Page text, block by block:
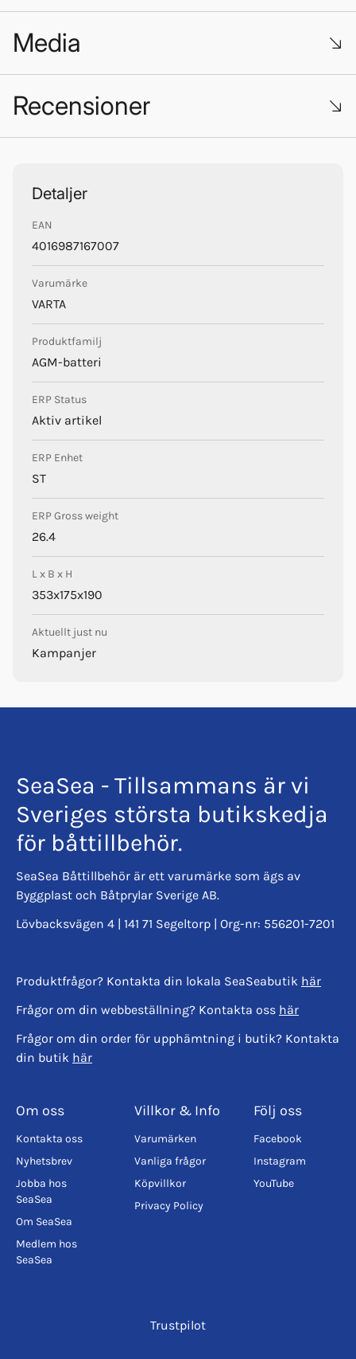
Varta
Media
Batterier från VARTA - SLI, EFB & AGM
Recensioner
Detaljer
EAN
4016987167007
Varumärke
VARTA
Produktfamilj
AGM-batteri
ERP Status
Aktiv artikel
ERP Enhet
ST
ERP Gross weight
26.4
L x B x H
353x175x190
Aktuellt just nu
Kampanjer
SeaSea - Tillsammans är vi
Sveriges största butikskedja
för båttillbehör.
SeaSea Båttillbehör är ett varumärke som ägs av
Byggplast och Båtprylar Sverige AB.
Lövbacksvägen 4 | 141 71 Segeltorp | Org-nr: 556201-7201
Produktfrågor? Kontakta din lokala SeaSeabutik här
Frågor om din webbeställning? Kontakta oss här
Frågor om din order för upphämtning i butik? Kontakta
din butik här
Om oss
Kontakta oss
Nyhetsbrev
Jobba hos
SeaSea
Om SeaSea
Medlem hos
SeaSea
Villkor & Info
Varumärken
Vanliga frågor
Köpvillkor
Privacy Policy
Följ oss
Facebook
Instagram
YouTube
Trustpilot